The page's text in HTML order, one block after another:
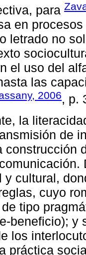
para
en
letrado no
el uso del
las
2006, p.
la
de
construcción
y cultural,
cuyo
tipo
beneficio); y
los
práctica